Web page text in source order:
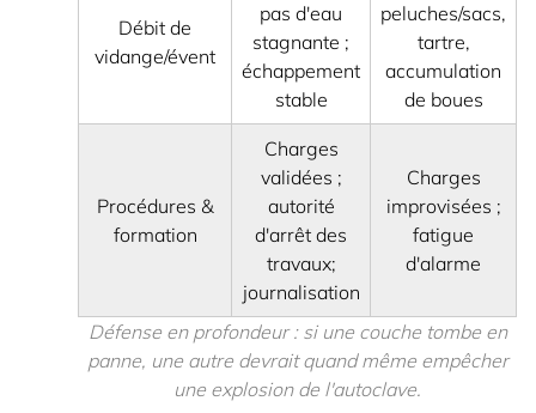
Débit de
vidange/évent
pas d'eau
stagnante ;
échappement
stable
peluches/sacs,
tartre,
accumulation
de boues
Procédures &
formation
Charges
validées ;
autorité
d'arrêt des
travaux;
journalisation
Charges
improvisées ;
fatigue
d'alarme
Défense en profondeur : si une couche tombe en
panne, une autre devrait quand même empêcher
une explosion de l'autoclave.